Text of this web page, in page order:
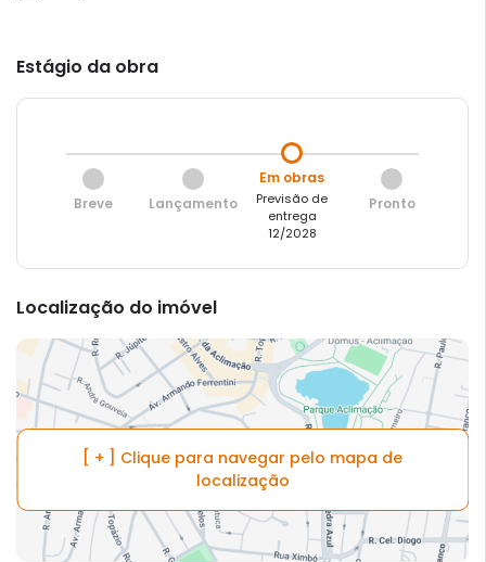
Estágio da obra
Breve Lançamento
Em obras
Previsão de
entrega
12/2028
Pronto
Localização do imóvel
[ + ] Clique para navegar pelo mapa de
localização